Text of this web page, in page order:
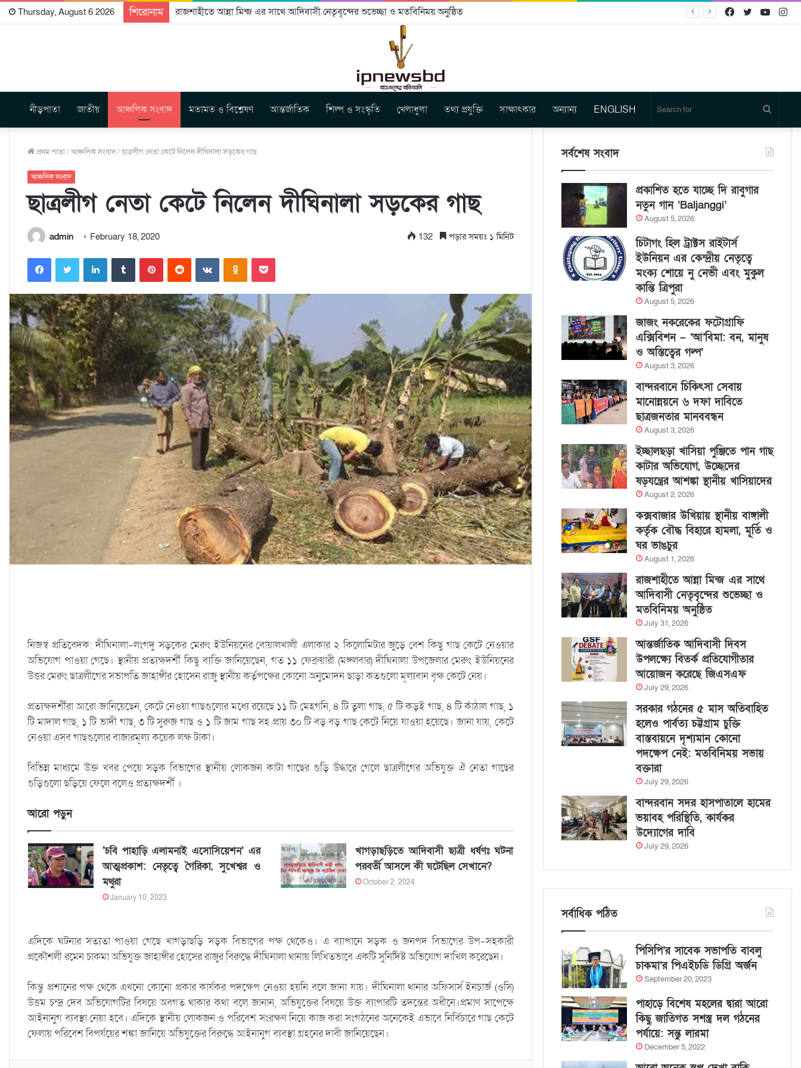
Thursday, August 6 2026 শিরোনাম রাজশাহীতে আন্না মিন্জ এর সাথে আদিবাসী নেতৃবৃন্দের শুভেচ্ছা ও মতবিনিময় অনুষ্ঠিত Twitter
Facebook
নীড়পাতা জাতীয় আঞ্চলিক সংবাদ মতামত ও বিশ্লেষণ আন্তর্জাতিক শিল্প ও সংস্কৃতি খেলাধুলা তথ্য প্রযুক্তি সাক্ষাৎকার অন্যান্য ENGLISH
for
প্রথম পাতা/আঞ্চলিক সংবাদ/ছাত্রলীগ নেতা কেটে নিলেন দীঘিনালা সড়কের গাছ
আঞ্চলিক সংবাদ
ছাত্রলীগ নেতা কেটে নিলেন দীঘিনালা সড়কের গাছ
admin February 18, 2020 132 পড়ার সময়ঃ ১ মিনিট
নিজস্ব প্রতিবেদক: দীঘিনালা-লংগদু সড়কের মেরুং ইউনিয়নের বোয়ালখালী এলাকার ২ কিলোমিটার জুড়ে বেশ কিছু গাছ কেটে নেওয়ার
অভিযোগ পাওয়া গেছে। স্থানীয় প্রত্যক্ষদর্শী কিছু ব্যক্তি জানিয়েছেন, গত ১১ ফেব্রুয়ারী (মঙ্গলবার) দীঘিনালা উপজেলার মেরুং ইউনিয়নের
উত্তর মেরুং ছাত্রলীগের সভাপতি জাহাঙ্গীর হোসেন রাজু স্থানীয় কর্তৃপক্ষের কোনো অনুমোদন ছাড়া কতগুলো মূল্যবান বৃক্ষ কেটে নেয়।
প্রত্যক্ষদর্শীরা আরো জানিয়েছেন, কেটে নেওয়া গাছগুলোর মধ্যে রয়েছে ১১ টি মেহগনি, ৪ টি তুলা গাছ, ৫ টি কড়ই গাছ, ৪ টি কাঁঠাল গাছ, ১
টি মাদাল গাছ, ১ টি ভাদী গাছ, ৩ টি সুরুজ গাছ ও ১ টি জাম গাছ সহ প্রায় ৩০ টি বড় বড় গাছ কেটে নিয়ে যাওয়া হয়েছে। জানা যায়, কেটে
নেওয়া এসব গাছগুলোর বাজারমূল্য কয়েক লক্ষ টাকা।
বিভিন্ন মাধ্যমে উক্ত খবর পেয়ে সড়ক বিভাগের স্থানীয় লোকজন কাটা গাছের গুড়ি উদ্ধারে গেলে ছাত্রলীগের অভিযুক্ত ঐ নেতা গাছের
গুড়িগুলো ছড়িয়ে ফেলে বলেও প্রত্যক্ষদর্শী ।
আরো পড়ুন
‘চবি পাহাড়ি এলামনাই এসোসিয়েশন’ এর
আত্মপ্রকাশ: নেতৃত্বে গৈরিকা, সুখেশ্বর ও
মথুরা
January 10, 2023
খাগড়াছড়িতে আদিবাসী ছাত্রী ধর্ষণঃ ঘটনা
পরবর্তী আসলে কী ঘটেছিল সেখানে?
October 2, 2024
এদিকে ঘটনার সত্যতা পাওয়া গেছে খাগড়াছড়ি সড়ক বিভাগের পক্ষ থেকেও। এ ব্যাপানে সড়ক ও জনপদ বিভাগের উপ-সহকারী
প্রকৌশলী রমেন চাকমা অভিযুক্ত জাহাঙ্গীর হোসের রাজুর ্িবরুদ্ধে দীঘিনালা থানায় লিখিতভাবে একটি সুনির্দিষ্ট অভিযোগ দাখিল করেছেন।
কিন্তু প্রশানের পক্ষ থেকে এখনো কোনো প্রকার কার্যকর পদক্ষেপ নেওয়া হয়নি বলে জানা যায়। দীঘিনালা থানার অফিসার্স ইনচার্জ (ওসি)
উত্তম চন্দ্র দেব অভিযোগটির বিষয়ে অবগত থাকার কথা বলে জানান, অভিযুক্তের বিষয়ে উক্ত ব্যাপারটি তদন্তের অধীনে।প্রমাণ সাপেক্ষে
আইনানুগ ব্যবস্থা নেয়া হবে। এদিকে স্থানীয় লোকজন ও পরিবেশ সংরক্ষণ নিয়ে কাজ করা সংগঠনের অনেকেই এভাবে নির্বিচারে গাছ কেটে
ফেলায় পরিবেশ বিপর্যয়ের শঙ্কা জানিয়ে অভিযুক্তের বিরুদ্ধে আইনানুগ ব্যবস্থা গ্রহনের দাবী জানিয়েছেন।
সর্বশেষ সংবাদ
প্রকাশিত হতে যাচ্ছে দি রাবুগার
নতুন গান ‘Baljanggi’
August 5, 2026
চিটাগং হিল ট্রাক্টস রাইটার্স
ইউনিয়ন এর কেন্দ্রীয় নেতৃত্বে
মংক্য শোয়ে নু নেভী এবং মুকুল
কান্তি ত্রিপুরা
August 5, 2026
জাজং নকরেকের ফটোগ্রাফি
এক্সিবিশন – ‘আ’বিমা: বন, মানুষ
ও অস্তিত্বের গল্প’
August 3, 2026
বান্দরবানে চিকিৎসা সেবায়
মানোন্নয়নে ৬ দফা দাবিতে
ছাত্রজনতার মানববন্ধন
August 3, 2026
ইচ্ছালছড়া খাসিয়া পুঞ্জিতে পান গাছ
কাটার অভিযোগ, উচ্ছেদের
ষড়যন্ত্রের আশঙ্কা স্থানীয় খাসিয়াদের
August 2, 2026
কক্সবাজার উখিয়ায় স্থানীয় বাঙ্গালী
কর্তৃক বৌদ্ধ বিহারে হামলা, মূর্তি ও
ঘর ভাঙচুর
August 1, 2026
রাজশাহীতে আন্না মিন্জ এর সাথে
আদিবাসী নেতৃবৃন্দের শুভেচ্ছা ও
মতবিনিময় অনুষ্ঠিত
July 31, 2026
আন্তর্জাতিক আদিবাসী দিবস
উপলক্ষ্যে বিতর্ক প্রতিযোগীতার
আয়োজন করেছে জিএসএফ
July 29, 2026
সরকার গঠনের ৫ মাস অতিবাহিত
হলেও পার্বত্য চট্টগ্রাম চুক্তি
বাস্তবায়নে দৃশ্যমান কোনো
পদক্ষেপ নেই: মতবিনিময় সভায়
বক্তারা
July 29, 2026
বান্দরবান সদর হাসপাতালে হামের
ভয়াবহ পরিস্থিতি, কার্যকর
উদ্যোগের দাবি
July 29, 2026
সর্বাধিক পঠিত
পিসিপি’র সাবেক সভাপতি বাবলু
চাকমা’র পিএইচডি ডিগ্রি অর্জন
September 20, 2023
পাহাড়ে বিশেষ মহলের দ্বারা আরো
কিছু জাতিগত সশস্ত্র দল গঠনের
পর্যায়ে: সন্তু লারমা
December 5, 2022